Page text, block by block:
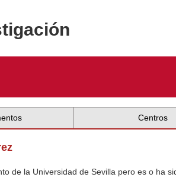
Centros
de la Universidad de Sevilla pero es o ha